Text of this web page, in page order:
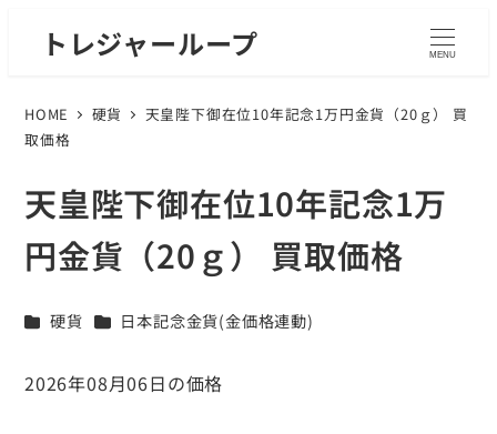
トレジャーループ MENU
HOME 硬貨
天皇陛下御在位10年記念1万円金貨（20ｇ） 買
取価格
天皇陛下御在位10年記念1万
円金貨（20ｇ） 買取価格
カテゴリー
硬貨 カテゴリー
日本記念金貨(金価格連動)
2026年08月06日の価格